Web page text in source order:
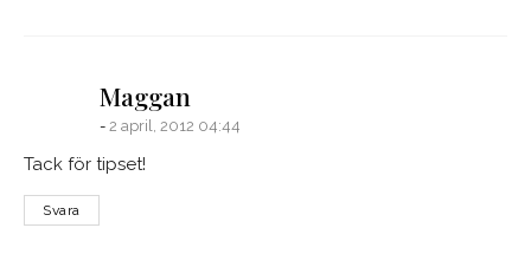
Maggan
2 april, 2012 04:44
Tack för tipset!
Svara